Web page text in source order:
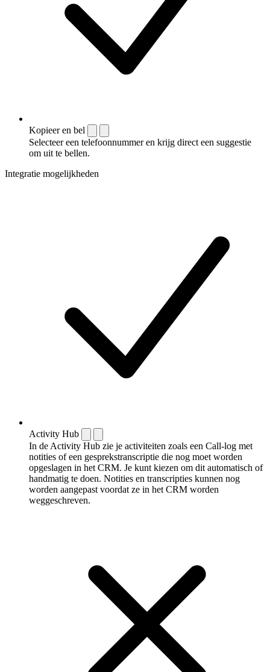
Kopieer en bel
Selecteer een telefoonnummer en krijg direct een suggestie
om uit te bellen.
Integratie mogelijkheden
Activity Hub
In de Activity Hub zie je activiteiten zoals een Call-log met
notities of een gespreks­transcriptie die nog moet worden
opgeslagen in het CRM. Je kunt kiezen om dit automatisch of
handmatig te doen. Notities en transcripties kunnen nog
worden aangepast voordat ze in het CRM worden
weggeschreven.